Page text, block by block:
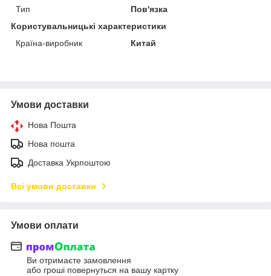
Тип
Пов'язка
Користувальницькі характеристики
Країна-виробник
Китай
Умови доставки
Нова Пошта
Нова пошта
Доставка Укрпоштою
Всі умови доставки
Умови оплати
Ви отримаєте замовлення
або гроші повернуться на вашу картку